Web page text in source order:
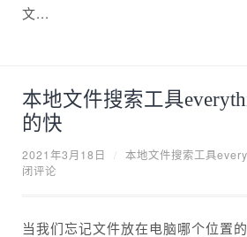
文...
本地文件搜索工具
的快
2021年3月18日 本地文件搜索工具
闭评论
当我们忘记文件放在电脑哪个位置